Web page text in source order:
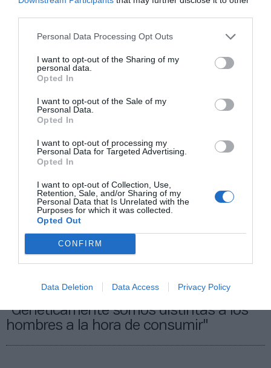
Personal Data Processing Opt Outs
I want to opt-out of the Sharing of my
personal data.
Opted In
I want to opt-out of the Sale of my
Personal Data.
Opted In
I want to opt-out of processing my
Personal Data for Targeted Advertising.
Opted In
I want to opt-out of Collection, Use,
Retention, Sale, and/or Sharing of my
Personal Data that Is Unrelated with the
Purposes for which it was collected.
Opted Out
CONFIRM
Data Deletion Data Access Privacy Policy
cómodas es en las clases dirigidas”, sostieneMontse
González, entrenadora y directora de la entidad, en
Estática.
deportivos elaborado por la
Federación Nacional de
Empresarios de Instalaciones Deportivas (FNEID)
misma dirección. Muchas mujeres no se identifican con
mensajes centrados exclusivamente en el rendimiento
físico o la imagen corporal. Sus principales
mantenerse activas, mejorar la salud, desconectar,
ganar energía o cuidar el bienestar mental y emocional.
“Empecé a entrenar en Fit Lovas porque me hacía
sentir a gusto y porque entendían mi momento”,
mencionaAina Salvadó, que acabó fichando como
responsable de marketing de Fit Lovas
. “Los
espacios exclusivos para mujeres crean un entorno
seguro, cómodo y libre de juicios, donde cada usuaria
Iban (Clandestine Mood):
"Genéticamente somos distintas a los
hombres a la hora de consumir"